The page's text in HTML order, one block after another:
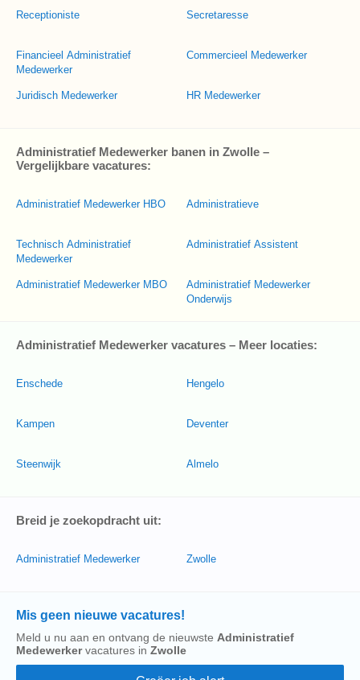
Receptioniste
Financieel Administratief
Medewerker
Juridisch Medewerker
Secretaresse
Commercieel Medewerker
HR Medewerker
Administratief Medewerker banen in Zwolle –
Vergelijkbare vacatures:
Administratief Medewerker HBO
Technisch Administratief
Medewerker
Administratief Medewerker MBO
Administratieve
Administratief Assistent
Administratief Medewerker
Onderwijs
Administratief Medewerker vacatures – Meer locaties:
Enschede
Kampen
Steenwijk
Hengelo
Deventer
Almelo
Breid je zoekopdracht uit:
Administratief Medewerker Zwolle
Mis geen nieuwe vacatures!
Meld u nu aan en ontvang de nieuwste Administratief
Medewerkervacatures in Zwolle